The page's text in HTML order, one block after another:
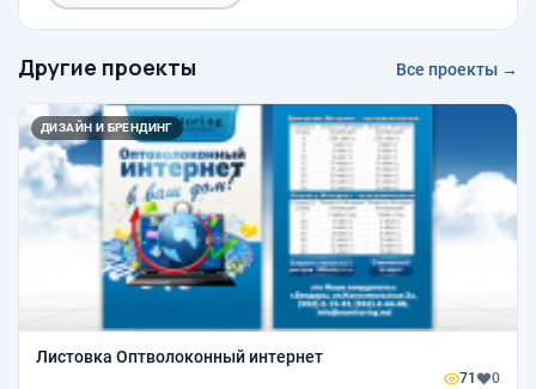
Другие проекты Все проекты →
ДИЗАЙН И БРЕНДИНГ
Листовка Оптволоконный интернет
71 0